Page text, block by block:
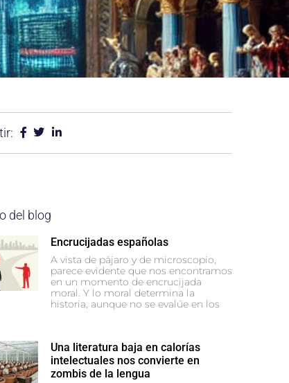
del blog
Encrucijadas españolas
A vista de pájaro y de microscopio,
parece evidente que nos encontramos
en un momento de encrucijada
moral. Y lo moral determina la
historia, aunque no se evalúe en los
Una literatura baja en calorías
intelectuales nos convierte en
zombis de la lengua